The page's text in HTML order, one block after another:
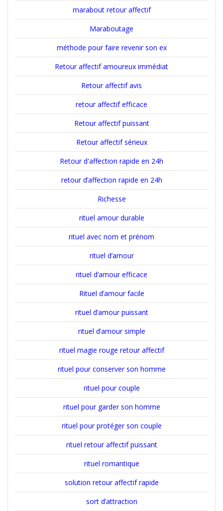
marabout retour affectif
Maraboutage
méthode pour faire revenir son ex
Retour affectif amoureux immédiat
Retour affectif avis
retour affectif efficace
Retour affectif puissant
Retour affectif sérieux
Retour d'affection rapide en 24h
retour d’affection rapide en 24h
Richesse
rituel amour durable
rituel avec nom et prénom
rituel d’amour
rituel d’amour efficace
Rituel d’amour facile
rituel d’amour puissant
rituel d’amour simple
rituel magie rouge retour affectif
rituel pour conserver son homme
rituel pour couple
rituel pour garder son homme
rituel pour protéger son couple
rituel retour affectif puissant
rituel romantique
solution retour affectif rapide
sort d’attraction